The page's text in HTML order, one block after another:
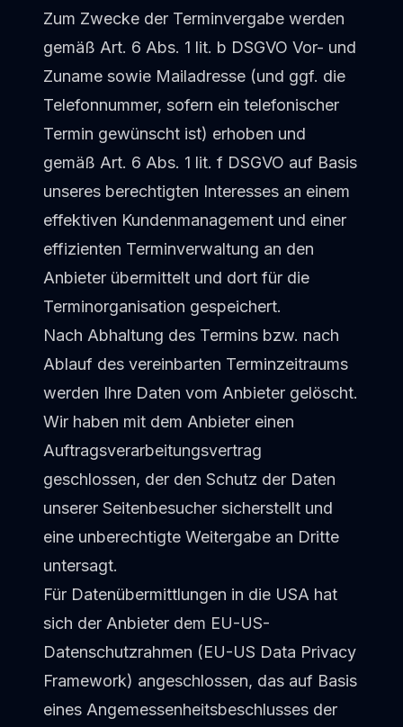
Zum Zwecke der Terminvergabe werden
gemäß Art. 6 Abs. 1 lit. b DSGVO Vor- und
Zuname sowie Mailadresse (und ggf. die
Telefonnummer, sofern ein telefonischer
Termin gewünscht ist) erhoben und
gemäß Art. 6 Abs. 1 lit. f DSGVO auf Basis
unseres berechtigten Interesses an einem
effektiven Kundenmanagement und einer
effizienten Terminverwaltung an den
Anbieter übermittelt und dort für die
Terminorganisation gespeichert.
Nach Abhaltung des Termins bzw. nach
Ablauf des vereinbarten Terminzeitraums
werden Ihre Daten vom Anbieter gelöscht.
Wir haben mit dem Anbieter einen
Auftragsverarbeitungsvertrag
geschlossen, der den Schutz der Daten
unserer Seitenbesucher sicherstellt und
eine unberechtigte Weitergabe an Dritte
untersagt.
Für Datenübermittlungen in die USA hat
sich der Anbieter dem EU-US-
Datenschutzrahmen (EU-US Data Privacy
Framework) angeschlossen, das auf Basis
eines Angemessenheitsbeschlusses der